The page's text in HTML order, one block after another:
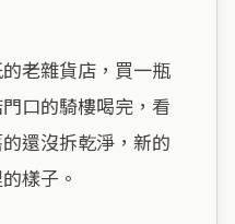
老雜貨店，買一瓶
口的騎樓喝完，看
還沒拆乾淨，新的
樣子。